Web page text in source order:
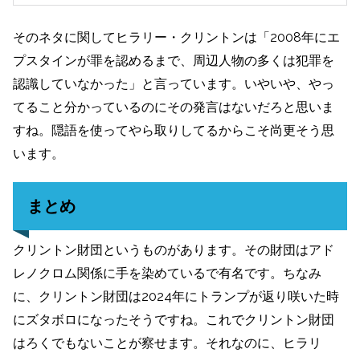
そのネタに関してヒラリー・クリントンは「2008年にエ
プスタインが罪を認めるまで、周辺人物の多くは犯罪を
認識していなかった」と言っています。いやいや、やっ
てること分かっているのにその発言はないだろと思いま
すね。隠語を使ってやら取りしてるからこそ尚更そう思
います。
まとめ
クリントン財団というものがあります。その財団はアド
レノクロム関係に手を染めているで有名です。ちなみ
に、クリントン財団は2024年にトランプが返り咲いた時
にズタボロになったそうですね。これでクリントン財団
はろくでもないことが察せます。それなのに、ヒラリ